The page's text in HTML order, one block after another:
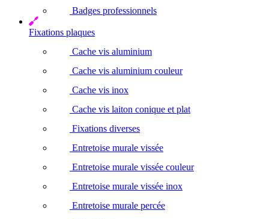
Badges professionnels
Fixations plaques
Cache vis aluminium
Cache vis aluminium couleur
Cache vis inox
Cache vis laiton conique et plat
Fixations diverses
Entretoise murale vissée
Entretoise murale vissée couleur
Entretoise murale vissée inox
Entretoise murale percée